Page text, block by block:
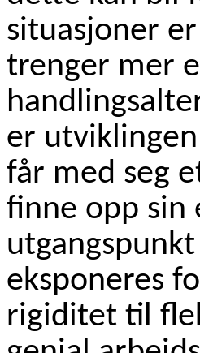
situasjoner
trenger mer
er
får med seg
finne opp sin
eksponeres
rigiditet til